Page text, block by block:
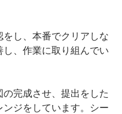
し、本番でクリアしな
、作業に取り組んでい
完成させ、提出をした
ジをしています。シー